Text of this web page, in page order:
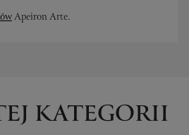
Apeiron Arte.
KATEGORII